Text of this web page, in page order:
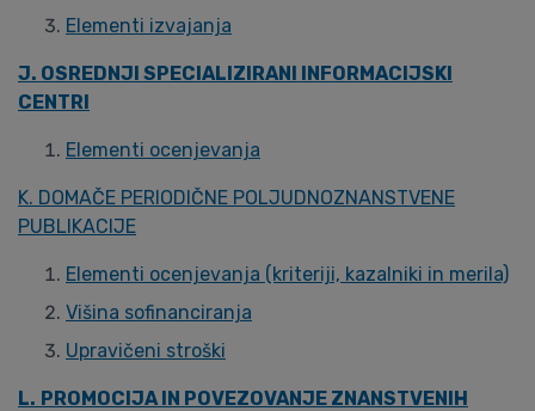
Elementi izvajanja
J. OSREDNJI SPECIALIZIRANI INFORMACIJSKI
CENTRI
Elementi ocenjevanja
K. DOMAČE PERIODIČNE POLJUDNOZNANSTVENE
PUBLIKACIJE
Elementi ocenjevanja (kriteriji, kazalniki in merila)
Višina sofinanciranja
Upravičeni stroški
L. PROMOCIJA IN POVEZOVANJE ZNANSTVENIH